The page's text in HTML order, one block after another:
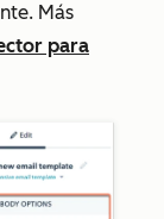
Más
para